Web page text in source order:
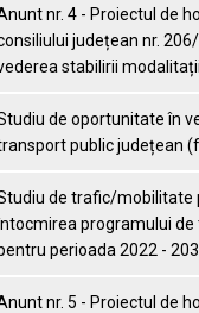
nr. 4 - Proiectul de
județean nr.
stabilirii
de oportunitate în
public județean
de trafic/mobilitate
programului de
perioada 2022 -
nr. 5 - Proiectul de